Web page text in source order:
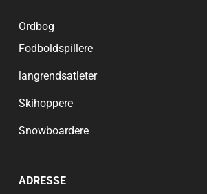
Ordbog
Fodboldspillere
langrendsatleter
Skihoppere
Snowboardere
ADRESSE